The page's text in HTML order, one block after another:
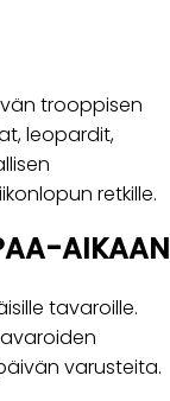
trooppisen
leopardit,
retkille.
AIKAAN
tavaroille.
varusteita.